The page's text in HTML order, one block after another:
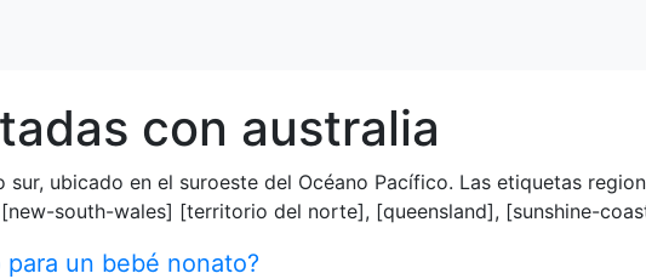
con australia
ubicado en el suroeste del Océano Pacífico. Las etiquetas
south-wales] [territorio del norte], [queensland], [sunshine-
un bebé nonato?